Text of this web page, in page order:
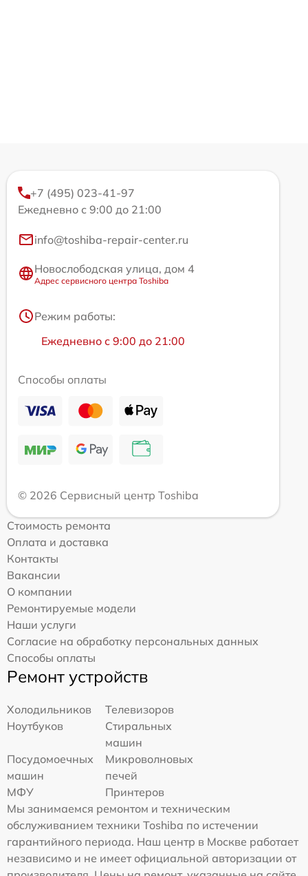
+7 (495) 023-41-97
Ежедневно с 9:00 до 21:00
info@toshiba-repair-center.ru
Новослободская улица, дом 4
Адрес сервисного центра Toshiba
Режим работы:
Ежедневно с 9:00 до 21:00
Способы оплаты
© 2026 Сервисный центр Toshiba
Стоимость ремонта
Оплата и доставка
Контакты
Вакансии
О компании
Ремонтируемые модели
Наши услуги
Согласие на обработку персональных данных
Способы оплаты
Ремонт устройств
Холодильников
Телевизоров
Ноутбуков
Стиральных
машин
Посудомоечных
машин
Микроволновых
печей
МФУ
Принтеров
Мы занимаемся ремонтом и техническим
обслуживанием техники Toshiba по истечении
гарантийного периода. Наш центр в Москве работает
независимо и не имеет официальной авторизации от